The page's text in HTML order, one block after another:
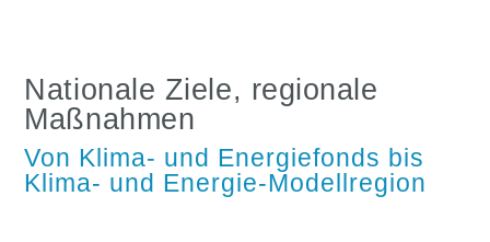
Nationale Ziele, regionale
Maßnahmen
Von Klima- und Energiefonds bis
Klima- und Energie-Modellregion